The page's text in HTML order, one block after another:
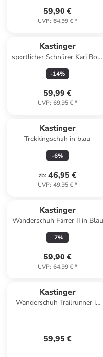
59,90 €
UVP: 64,99 €*
Kastinger
sportlicher Schnürer Kari Bora
Verschluss in Blau
-14%
59,99 €
UVP: 69,95 €*
Kastinger
Trekkingschuh in blau
-6%
ab: 46,95 €
UVP: 49,95 €*
Kastinger
Wanderschuh Farrer II in Blau
-7%
59,90 €
UVP: 64,99 €*
Kastinger
Wanderschuh Trailrunner in
59,95 €